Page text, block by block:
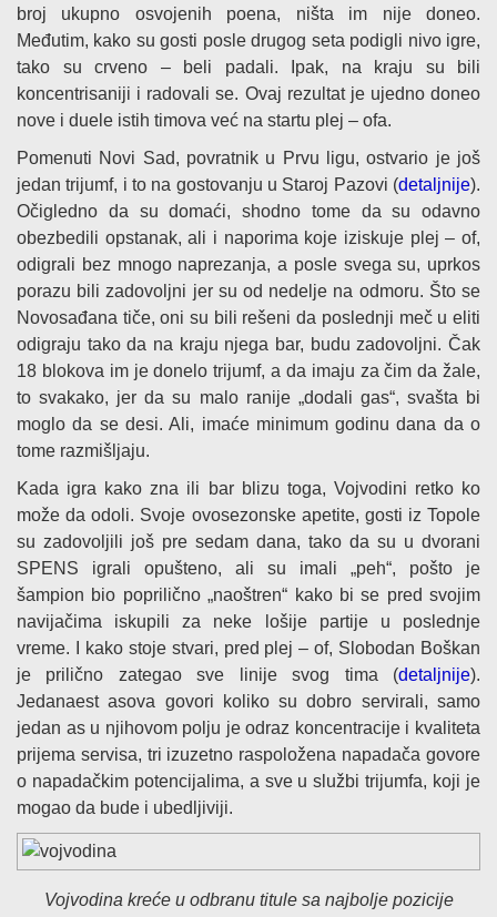
broj ukupno osvojenih poena, ništa im nije doneo.
Međutim, kako su gosti posle drugog seta podigli nivo igre,
tako su crveno – beli padali. Ipak, na kraju su bili
koncentrisaniji i radovali se. Ovaj rezultat je ujedno doneo
nove i duele istih timova već na startu plej – ofa.
Pomenuti Novi Sad, povratnik u Prvu ligu, ostvario je još
jedan trijumf, i to na gostovanju u Staroj Pazovi (detaljnije).
Očigledno da su domaći, shodno tome da su odavno
obezbedili opstanak, ali i naporima koje iziskuje plej – of,
odigrali bez mnogo naprezanja, a posle svega su, uprkos
porazu bili zadovoljni jer su od nedelje na odmoru. Što se
Novosađana tiče, oni su bili rešeni da poslednji meč u eliti
odigraju tako da na kraju njega bar, budu zadovoljni. Čak
18 blokova im je donelo trijumf, a da imaju za čim da žale,
to svakako, jer da su malo ranije „dodali gas“, svašta bi
moglo da se desi. Ali, imaće minimum godinu dana da o
tome razmišljaju.
Kada igra kako zna ili bar blizu toga, Vojvodini retko ko
može da odoli. Svoje ovosezonske apetite, gosti iz Topole
su zadovoljili još pre sedam dana, tako da su u dvorani
SPENS igrali opušteno, ali su imali „peh“, pošto je
šampion bio poprilično „naoštren“ kako bi se pred svojim
navijačima iskupili za neke lošije partije u poslednje
vreme. I kako stoje stvari, pred plej – of, Slobodan Boškan
je prilično zategao sve linije svog tima (detaljnije).
Jedanaest asova govori koliko su dobro servirali, samo
jedan as u njihovom polju je odraz koncentracije i kvaliteta
prijema servisa, tri izuzetno raspoložena napadača govore
o napadačkim potencijalima, a sve u službi trijumfa, koji je
mogao da bude i ubedljiviji.
Vojvodina kreće u odbranu titule sa najbolje pozicije